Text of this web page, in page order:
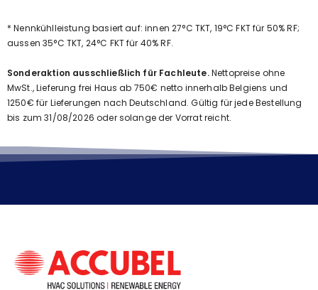
* Nennkühlleistung basiert auf: innen 27°C TKT, 19°C FKT für 50% RF;
aussen 35°C TKT, 24°C FKT für 40% RF.
Sonderaktion ausschließlich für Fachleute.Nettopreise ohne
MwSt., Lieferung frei Haus ab 750€ netto innerhalb Belgiens und
1250€ für Lieferungen nach Deutschland. Gültig für jede Bestellung
bis zum 31/08/2026 oder solange der Vorrat reicht.